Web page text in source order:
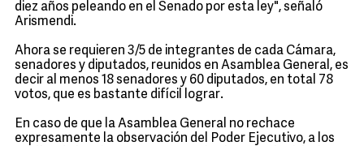
diez años peleando en el Senado por esta ley", señaló
Arismendi.
Ahora se requieren 3/5 de integrantes de cada Cámara,
senadores y diputados, reunidos en Asamblea General, es
decir al menos 18 senadores y 60 diputados, en total 78
votos, que es bastante difícil lograr.
En caso de que la Asamblea General no rechace
expresamente la observación del Poder Ejecutivo, a los